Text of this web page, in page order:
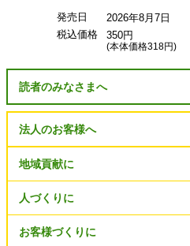
発売日
2026年8月7日
税込価格
350円
(本体価格318円)
読者のみなさまへ
法人のお客様へ
地域貢献に
人づくりに
お客様づくりに